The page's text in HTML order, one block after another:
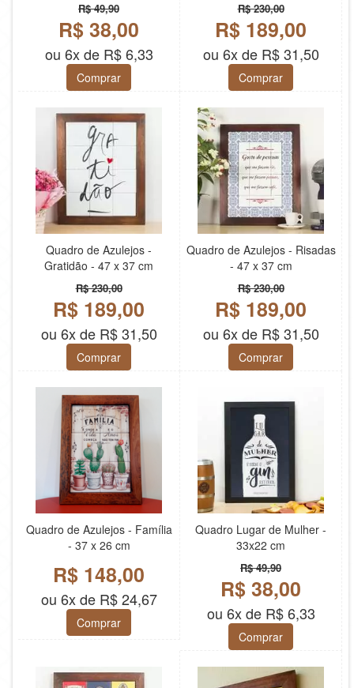
R$ 49,90
R$ 38,00
ou 6x de R$ 6,33
Comprar
R$ 230,00
R$ 189,00
ou 6x de R$ 31,50
Comprar
Quadro de Azulejos -
Gratidão - 47 x 37 cm
R$ 230,00
R$ 189,00
ou 6x de R$ 31,50
Comprar
Quadro de Azulejos - Risadas
- 47 x 37 cm
R$ 230,00
R$ 189,00
ou 6x de R$ 31,50
Comprar
Quadro de Azulejos - Família
- 37 x 26 cm
R$ 148,00
ou 6x de R$ 24,67
Comprar
Quadro Lugar de Mulher -
33x22 cm
R$ 49,90
R$ 38,00
ou 6x de R$ 6,33
Comprar